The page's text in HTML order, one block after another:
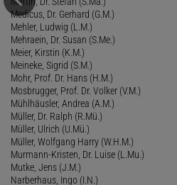
Medicus, Dr. Gerhard (G.M.)
Mehler, Ludwig (L.M.)
Mehraein, Dr. Susan (S.Me.)
Meier, Kirstin (K.M.)
Meineke, Sigrid (S.M.)
Mohr, Prof. Dr. Hans (H.M.)
Mosbrugger, Prof. Dr. Volker (V.M.)
Mühlhäusler, Andrea (A.M.)
Müller, Dr. Ralph (R.Mü.)
Müller, Ulrich (U.Mü.)
Müller, Wolfgang Harry (W.H.M.)
Murmann-Kristen, Dr. Luise (L.Mu.)
Mutke, Jens (J.M.)
Narberhaus, Ingo (I.N.)